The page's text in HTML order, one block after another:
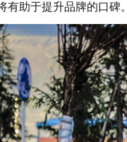
有助于提升品牌的口碑。